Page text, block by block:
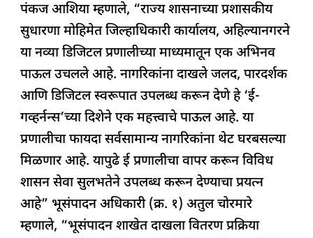
पंकज आशिया म्हणाले, “राज्य शासनाच्या प्रशासकीय
सुधारणा मोहिमेत जिल्हाधिकारी कार्यालय, अहिल्यानगरने
या नव्या डिजिटल प्रणालीच्या माध्यमातून एक अभिनव
पाऊल उचलले आहे. नागरिकांना दाखले जलद, पारदर्शक
आणि डिजिटल स्वरूपात उपलब्ध करून देणे हे ‘ई-
गव्हर्नन्स’च्या दिशेने एक महत्त्वाचे पाऊल आहे. या
प्रणालीचा फायदा सर्वसामान्य नागरिकांना थेट घरबसल्या
मिळणार आहे. यापुढे ई प्रणालीचा वापर करून विविध
शासन सेवा सुलभतेने उपलब्ध करून देण्याचा प्रयत्न
आहे” भूसंपादन अधिकारी (क्र. १) अतुल चोरमारे
म्हणाले, “भूसंपादन शाखेत दाखला वितरण प्रक्रिया